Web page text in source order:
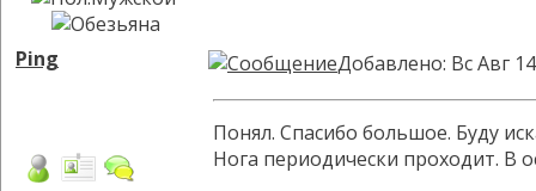
Ping Добавлено: Вс Авг
Понял. Спасибо большое. Буду
Нога периодически проходит. В